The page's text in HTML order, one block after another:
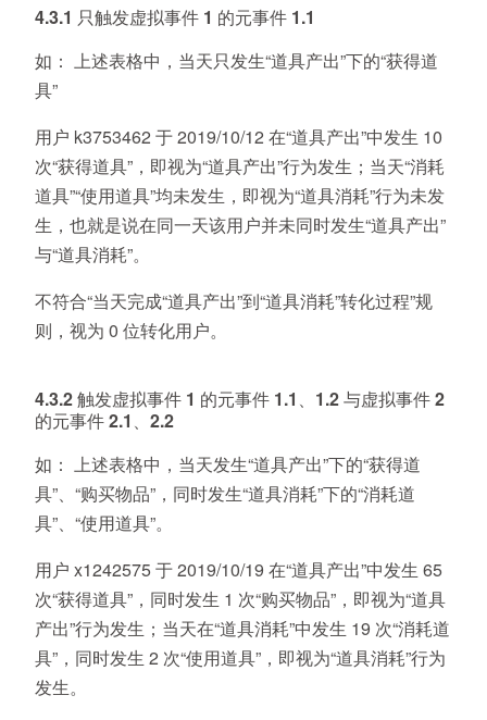
4.3.1 只触发虚拟事件 1 的元事件 1.1
如： 上述表格中，当天只发生“道具产出”下的“获得道
具”
用户 k3753462 于 2019/10/12 在“道具产出”中发生 10
次“获得道具”，即视为“道具产出”行为发生；当天“消耗
道具”“使用道具”均未发生，即视为“道具消耗”行为未发
生，也就是说在同一天该用户并未同时发生“道具产出”
与“道具消耗”。
不符合“当天完成“道具产出”到“道具消耗”转化过程”规
则，视为 0 位转化用户。
4.3.2 触发虚拟事件 1 的元事件 1.1、1.2 与虚拟事件 2
的元事件 2.1、2.2
如： 上述表格中，当天发生“道具产出”下的“获得道
具”、“购买物品”，同时发生“道具消耗”下的“消耗道
具”、“使用道具”。
用户 x1242575 于 2019/10/19 在“道具产出”中发生 65
次“获得道具”，同时发生 1 次“购买物品”，即视为“道具
产出”行为发生；当天在“道具消耗”中发生 19 次“消耗道
具”，同时发生 2 次“使用道具”，即视为“道具消耗”行为
发生。